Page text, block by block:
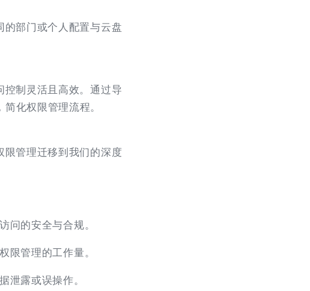
的部门或个人配置与云盘
控制灵活且高效。通过导
化权限管理流程。
限管理迁移到我们的深度
问的安全与合规。
限管理的工作量。
泄露或误操作。